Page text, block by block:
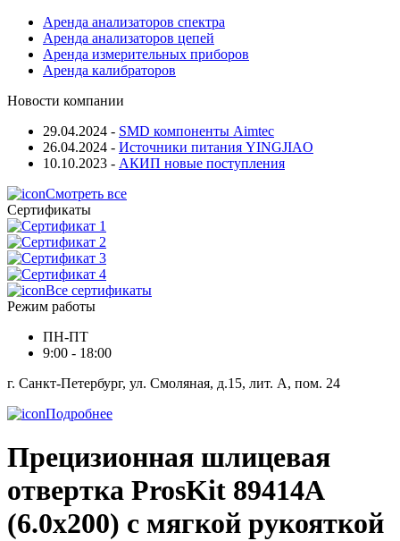
Аренда анализаторов спектра
Аренда анализаторов цепей
Аренда измерительных приборов
Аренда калибраторов
Новости компании
29.04.2024 - SMD компоненты Aimtec
26.04.2024 - Источники питания YINGJIAO
10.10.2023 - АКИП новые поступления
Смотреть все
Сертификаты
Все сертификаты
Режим работы
ПН-ПТ
9:00 - 18:00
г. Санкт-Петербург, ул. Смоляная, д.15, лит. А, пом. 24
Подробнее
Прецизионная шлицевая
отвертка ProsKit 89414A
(6.0х200) с мягкой рукояткой